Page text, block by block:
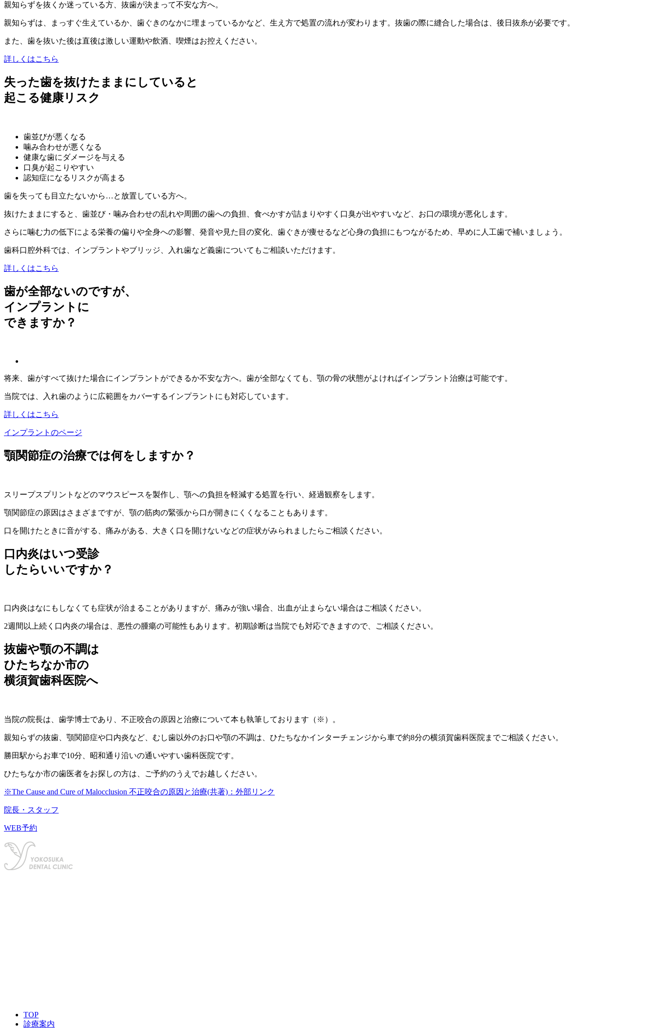
親知らずを抜くか迷っている方、抜歯が決まって不安な方へ。
親知らずは、まっすぐ生えているか、歯ぐきのなかに埋まっているかなど、生え方で処置の流れが変わります。抜歯の際に縫合した場合は、後日抜糸が必要です。
また、歯を抜いた後は直後は激しい運動や飲酒、喫煙はお控えください。
詳しくはこちら
失った歯を抜けたままにしていると
起こる健康リスク
歯並びが悪くなる
噛み合わせが悪くなる
健康な歯にダメージを与える
口臭が起こりやすい
認知症になるリスクが高まる
歯を失っても目立たないから…と放置している方へ。
抜けたままにすると、歯並び・噛み合わせの乱れや周囲の歯への負担、食べかすが詰まりやすく口臭が出やすいなど、お口の環境が悪化します。
さらに噛む力の低下による栄養の偏りや全身への影響、発音や見た目の変化、歯ぐきが痩せるなど心身の負担にもつながるため、早めに人工歯で補いましょう。
歯科口腔外科では、インプラントやブリッジ、入れ歯など義歯についてもご相談いただけます。
詳しくはこちら
歯が全部ないのですが、
インプラントに
できますか？
将来、歯がすべて抜けた場合にインプラントができるか不安な方へ。歯が全部なくても、顎の骨の状態がよければインプラント治療は可能です。
当院では、入れ歯のように広範囲をカバーするインプラントにも対応しています。
詳しくはこちら
インプラントのページ
顎関節症の治療では何をしますか？
スリープスプリントなどのマウスピースを製作し、顎への負担を軽減する処置を行い、経過観察をします。
顎関節症の原因はさまざまですが、顎の筋肉の緊張から口が開きにくくなることもあります。
口を開けたときに音がする、痛みがある、大きく口を開けないなどの症状がみられましたらご相談ください。
口内炎はいつ受診
したらいいですか？
口内炎はなにもしなくても症状が治まることがありますが、痛みが強い場合、出血が止まらない場合はご相談ください。
2週間以上続く口内炎の場合は、悪性の腫瘍の可能性もあります。初期診断は当院でも対応できますので、ご相談ください。
抜歯や顎の不調は
ひたちなか市の
横須賀歯科医院へ
当院の院長は、歯学博士であり、不正咬合の原因と治療について本も執筆しております（※）。
親知らずの抜歯、顎関節症や口内炎など、むし歯以外のお口や顎の不調は、ひたちなかインターチェンジから車で約8分の横須賀歯科医院までご相談ください。
勝田駅からお車で10分、昭和通り沿いの通いやすい歯科医院です。
ひたちなか市の歯医者をお探しの方は、ご予約のうえでお越しください。
※The Cause and Cure of Malocclusion 不正咬合の原因と治療(共著)：外部リンク
院長・スタッフ
WEB予約
TOP
診療案内